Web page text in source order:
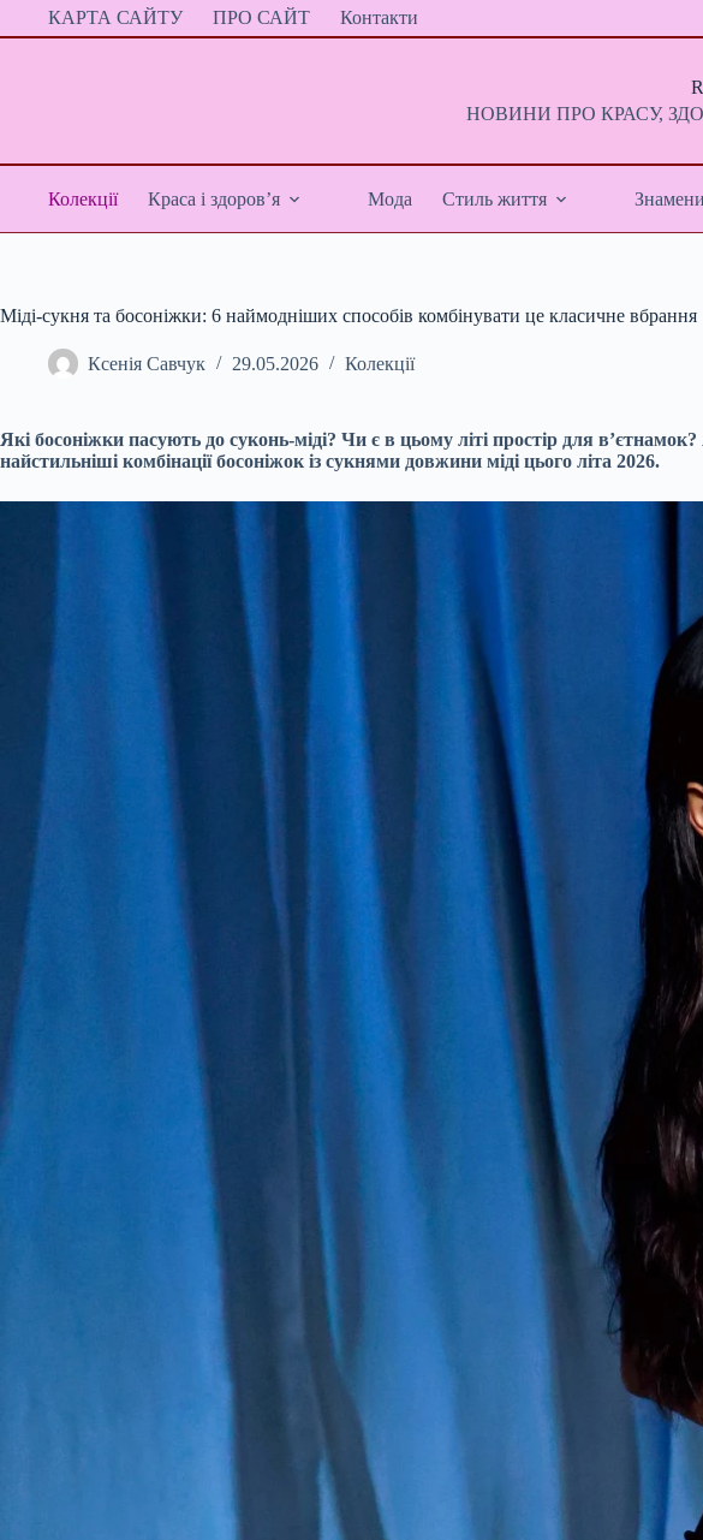
ПерейтиКАРТА САЙТУ ПРО САЙТ Контакти
НОВИНИ ПРО КРАСУ,
Колекції Краса і здоров’я Мода Стиль життя
Міді-сукня та босоніжки: 6 наймодніших способів комбінувати це класичне вбрання
Ксенія Савчук 29.05.2026 Колекції
Які босоніжки пасують до суконь-міді? Чи є в цьому літі простір для
найстильніші комбінації босоніжок із сукнями довжини міді цього літа 2026.